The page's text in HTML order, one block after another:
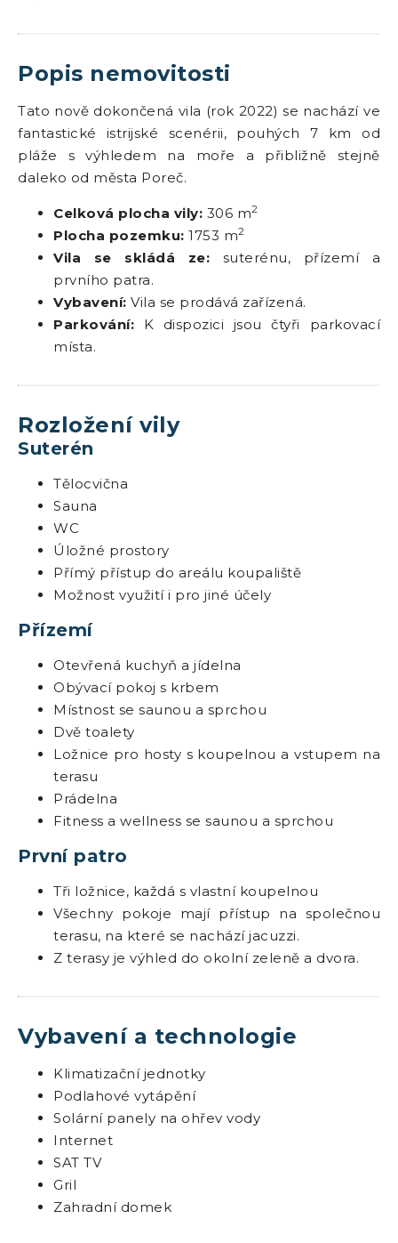
Popis nemovitosti
Tato nově dokončená vila (rok 2022) se nachází ve
fantastické istrijské scenérii, pouhých 7 km od
pláže s výhledem na moře a přibližně stejně
daleko od města Poreč.
Celková plocha vily: 306 m2
Plocha pozemku: 1753 m2
Vila se skládá ze: suterénu, přízemí a
prvního patra.
Vybavení: Vila se prodává zařízená.
Parkování: K dispozici jsou čtyři parkovací
místa.
Rozložení vily
Suterén
Tělocvična
Sauna
WC
Úložné prostory
Přímý přístup do areálu koupaliště
Možnost využití i pro jiné účely
Přízemí
Otevřená kuchyň a jídelna
Obývací pokoj s krbem
Místnost se saunou a sprchou
Dvě toalety
Ložnice pro hosty s koupelnou a vstupem na
terasu
Prádelna
Fitness a wellness se saunou a sprchou
První patro
Tři ložnice, každá s vlastní koupelnou
Všechny pokoje mají přístup na společnou
terasu, na které se nachází jacuzzi.
Z terasy je výhled do okolní zeleně a dvora.
Vybavení a technologie
Klimatizační jednotky
Podlahové vytápění
Solární panely na ohřev vody
Internet
SAT TV
Gril
Zahradní domek